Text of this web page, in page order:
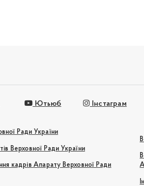
Ютьюб Інстаграм
Ради України
Верховної Ради України
кадрів Апарату Верховної Ради